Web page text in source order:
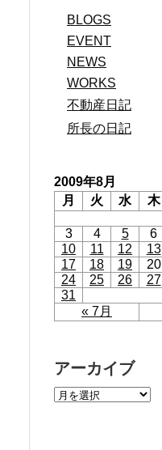
BLOGS
EVENT
NEWS
WORKS
不動産日記
所長の日記
2009年8月
月
火 水 木
« 7月
3
4 5 6
10
11 12 13
17
18 19 20
24
25 26 27
31
アーカイブ